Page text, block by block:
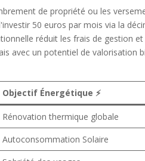
de propriété ou les
50 euros par mois via la
réduit les frais de gestion
avec un potentiel de valorisation
Objectif Énergétique ⚡
Rénovation thermique globale
Autoconsommation Solaire